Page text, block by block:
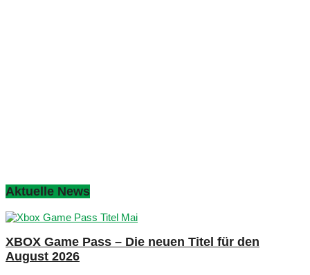
Aktuelle News
XBOX Game Pass – Die neuen Titel für den
August 2026